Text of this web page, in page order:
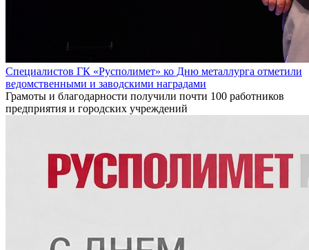
Специалистов ГК «Русполимет» ко Дню металлурга отметили
ведомственными и заводскими наградами
Грамоты и благодарности получили почти 100 работников
предприятия и городских учреждений